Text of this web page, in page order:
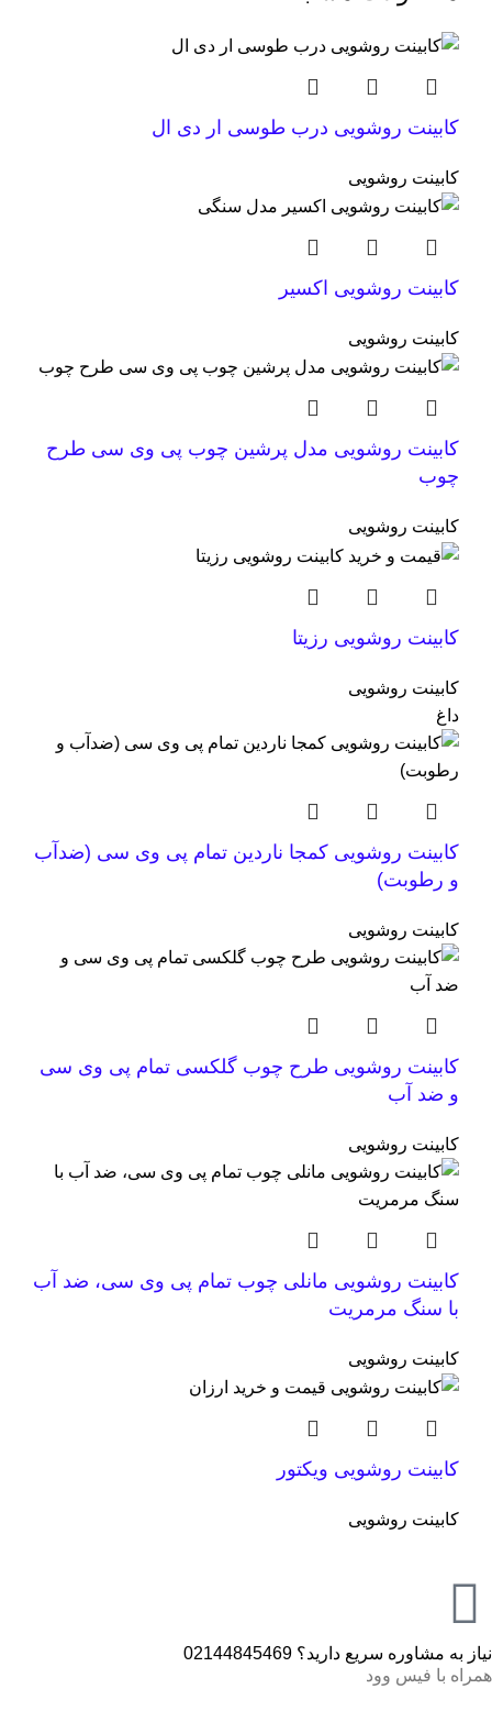
کابینت روشویی درب طوسی ار دی ال
کابینت روشویی
کابینت روشویی اکسیر
کابینت روشویی
کابینت روشویی مدل پرشین چوب پی وی سی طرح
چوب
کابینت روشویی
کابینت روشویی رزیتا
کابینت روشویی
داغ
کابینت روشویی کمجا ناردین تمام پی وی سی (ضدآب
و رطوبت)
کابینت روشویی
کابینت روشویی طرح چوب گلکسی تمام پی وی سی
و ضد آب
کابینت روشویی
کابینت روشویی مانلی چوب تمام پی وی سی، ضد آب
با سنگ مرمریت
کابینت روشویی
کابینت روشویی ویکتور
کابینت روشویی
نیاز به مشاوره سریع دارید؟ 02144845469
همراه با فیس وود